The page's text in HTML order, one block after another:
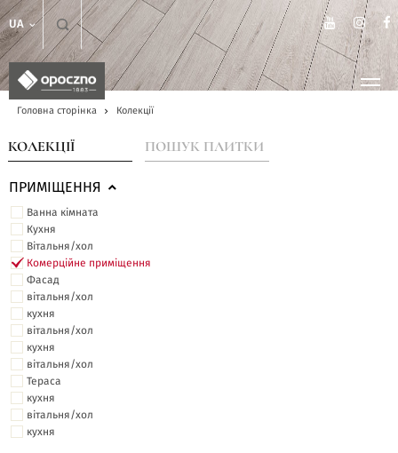
UA
Головна сторінка Колекції
КОЛЕКЦІЇ ПОШУК ПЛИТКИ
ПРИМІЩЕННЯ
Ванна кімната
Кухня
Вітальня/хол
Комерційне приміщення
Фасад
вітальня/хол
кухня
вітальня/хол
кухня
вітальня/хол
Тераса
кухня
вітальня/хол
кухня